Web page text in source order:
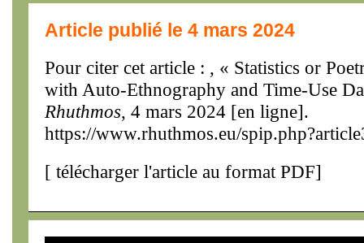
Article publié le 4 mars 2024
Pour citer cet article : , « Statistics or
with Auto-Ethnography and Time-Use
Rhuthmos, 4 mars 2024 [en ligne].
https://www.rhuthmos.eu/
[ télécharger l'article au format PDF]